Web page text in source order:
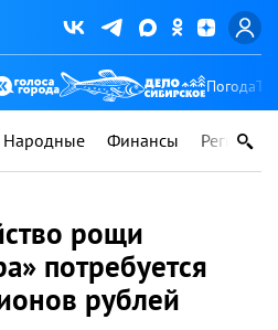
Погода
Народные Финансы Регионы
рощи
потребуется
рублей